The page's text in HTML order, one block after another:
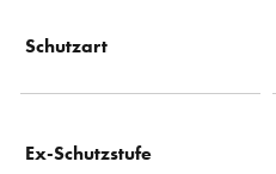
Schutzart
Ex-Schutzstufe